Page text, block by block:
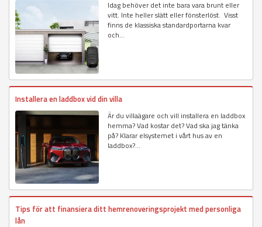
Idag behöver det inte bara vara brunt eller
vitt. Inte heller slätt eller fönsterlöst. Visst
finns de klassiska standardportarna kvar
och...
Installera en laddbox vid din villa
Är du villaägare och vill installera en laddbox
hemma? Vad kostar det? Vad ska jag tänka
på? Klarar elsystemet i vårt hus av en
laddbox?...
Tips för att finansiera ditt hemrenoveringsprojekt med personliga
lån